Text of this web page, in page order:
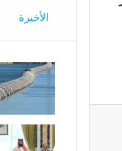
الأخيرة